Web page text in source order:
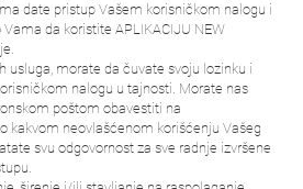
date pristup Vašem korisničkom nalogu i
da koristite APLIKACIJU NEW
usluga, morate da čuvate svoju lozinku i
nalogu u tajnosti. Morate nas
poštom obavestiti na
kakvom neovlašćenom korišćenju Vašeg
svu odgovornost za sve radnje izvršene